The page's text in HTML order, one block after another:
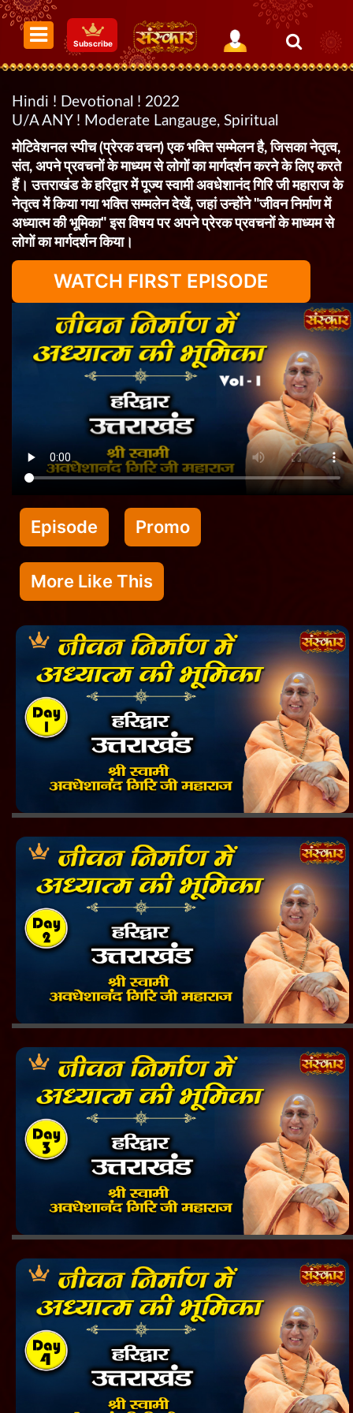
Subscribe
Hindi ! Devotional ! 2022
U/A ANY ! Moderate Langauge, Spiritual
मोटिवेशनल स्पीच (प्रेरक वचन) एक भक्ति सम्मेलन है, जिसका नेतृत्व,
संत, अपने प्रवचनों के माध्यम से लोगों का मार्गदर्शन करने के लिए करते
हैं। उत्तराखंड के हरिद्वार में पूज्य स्वामी अवधेशानंद गिरि जी महाराज के
नेतृत्व में किया गया भक्ति सम्मलेन देखें, जहां उन्होंने "जीवन निर्माण में
अध्यात्म की भूमिका" इस विषय पर अपने प्रेरक प्रवचनों के माध्यम से
लोगों का मार्गदर्शन किया।
WATCH FIRST EPISODE
Episode Promo
More Like This